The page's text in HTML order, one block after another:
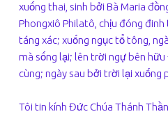
xuống thai, sinh bởi Bà Maria
Phongxiô Philatô, chịu đóng đinh
táng xác; xuống ngục tổ tông,
mà sống lại; lên trời ngự bên
cùng; ngày sau bởi trời lại xuống
Tôi tin kính Đức Chúa Thánh